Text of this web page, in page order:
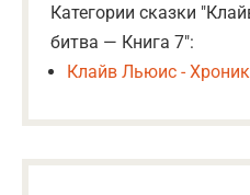
Категории сказки
битва — Книга 7":
Клайв Льюис -